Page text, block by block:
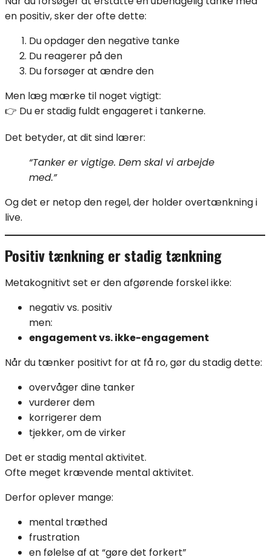
en positiv, sker der ofte dette:
Du opdager den negative tanke
Du reagerer på den
Du forsøger at ændre den
Men læg mærke til noget vigtigt:
👉 Du er stadig fuldt engageret i tankerne.
Det betyder, at dit sind lærer:
“Tanker er vigtige. Dem skal vi arbejde
med.”
Og det er netop den regel, der holder overtænkning i
live.
Positiv tænkning er stadig tænkning
Metakognitivt set er den afgørende forskel ikke:
negativ vs. positiv
men:
engagement vs. ikke-engagement
Når du tænker positivt for at få ro, gør du stadig dette:
overvåger dine tanker
vurderer dem
korrigerer dem
tjekker, om de virker
Det er stadig mental aktivitet.
Ofte meget krævende mental aktivitet.
Derfor oplever mange:
mental træthed
frustration
en følelse af at “gøre det forkert”